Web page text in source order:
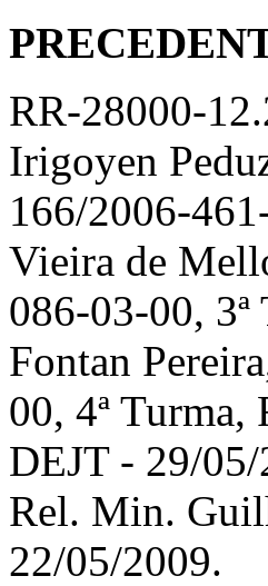
RR-28000-
Irigoyen
166/2006-
Vieira de
086-03-00,
Fontan
00, 4ª
DEJT - 29/
Rel. Min.
22/05/2009.